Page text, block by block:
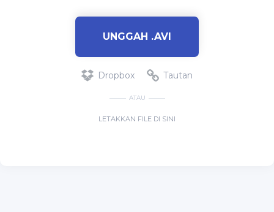
UNGGAH .AVI
Dropbox Tautan
ATAU
LETAKKAN FILE DI SINI